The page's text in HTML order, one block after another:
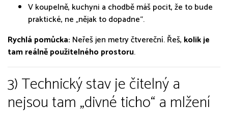
V koupelně, kuchyni a chodbě máš pocit, že to bude
praktické, ne „nějak to dopadne“.
Rychlá pomůcka: Neřeš jen metry čtvereční. Řeš, kolik je
tam reálně použitelného prostoru.
3) Technický stav je čitelný a
nejsou tam „divné ticho“ a mlžení